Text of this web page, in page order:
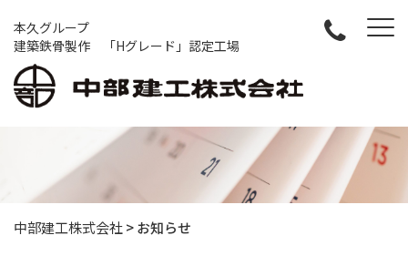
本久グループ
建築鉄骨製作 「Hグレード」認定工場
中部建工株式会社>お知らせ